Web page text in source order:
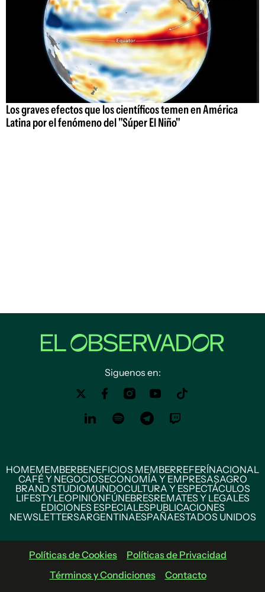
Los graves efectos que los científicos temen en América
Latina por el fenómeno del "Súper El Niño"
Siguenos en:
HOMEMEMBERBENEFICIOS MEMBERREFERÍNACIONAL
CAFÉ Y NEGOCIOSECONOMÍA Y EMPRESASAGRO
BRAND STUDIOMUNDOCULTURA Y ESPECTÁCULOS
LIFESTYLEOPINIÓNFÚNEBRESREMATES Y LEGALES
EDICIONES ESPECIALESPUBLICACIONES
NEWSLETTERSARGENTINAESPAÑAESTADOS UNIDOS
Políticas de Cookies
Políticas de Privacidad
Términos y Condiciones
Contacto